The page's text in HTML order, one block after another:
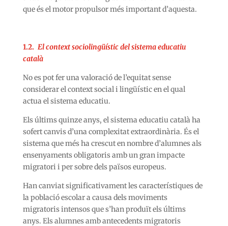
que és el motor propulsor més important d’aquesta.
1.2. El context sociolingüístic del sistema educatiu
català
No es pot fer una valoració de l’equitat sense
considerar el context social i lingüístic en el qual
actua el sistema educatiu.
Els últims quinze anys, el sistema educatiu català ha
sofert canvis d’una complexitat extraordinària. És el
sistema que més ha crescut en nombre d’alumnes als
ensenyaments obligatoris amb un gran impacte
migratori i per sobre dels països europeus.
Han canviat significativament les característiques de
la població escolar a causa dels moviments
migratoris intensos que s’han produït els últims
anys. Els alumnes amb antecedents migratoris